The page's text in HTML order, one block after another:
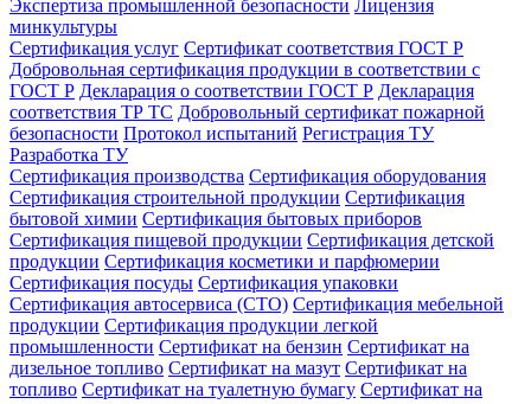
Экспертиза промышленной безопасности Лицензия
минкультуры
Сертификация услуг Сертификат соответствия ГОСТ Р
Добровольная сертификация продукции в соответствии с
ГОСТ Р Декларация о соответствии ГОСТ Р Декларация
соответствия ТР ТС Добровольный сертификат пожарной
безопасности Протокол испытаний Регистрация ТУ
Разработка ТУ
Сертификация производства Сертификация оборудования
Сертификация строительной продукции Сертификация
бытовой химии Сертификация бытовых приборов
Сертификация пищевой продукции Сертификация детской
продукции Сертификация косметики и парфюмерии
Сертификация посуды Сертификация упаковки
Сертификация автосервиса (СТО) Сертификация мебельной
продукции Сертификация продукции легкой
промышленности Сертификат на бензин Сертификат на
дизельное топливо Сертификат на мазут Сертификат на
топливо Сертификат на туалетную бумагу Сертификат на